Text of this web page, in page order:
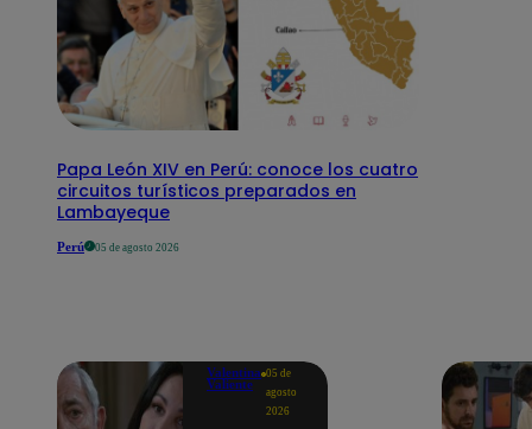
Papa León XIV en Perú: conoce los cuatro
circuitos turísticos preparados en
Lambayeque
Perú 05 de agosto 2026
Valentina
Valiente
05 de
agosto
2026